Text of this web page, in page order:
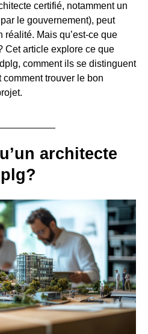
certifié, notamment un
le gouvernement), peut
réalité. Mais qu’est-ce que
Cet article explore ce que
comment ils se distinguent
trouver le bon
architecte